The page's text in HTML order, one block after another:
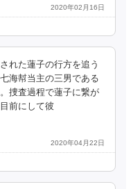
2020年02月16日
れた蓮子の行方を追う
海幇当主の三男である
捜査過程で蓮子に繋が
前にして彼
2020年04月22日